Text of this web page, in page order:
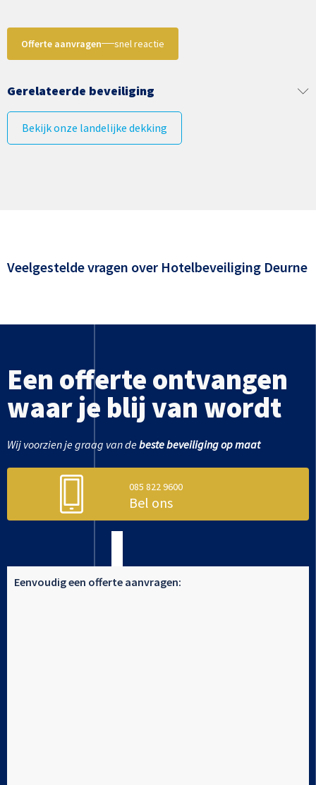
Offerte aanvragen snel reactie
Gerelateerde beveiliging
Bekijk onze landelijke dekking
Veelgestelde vragen over Hotelbeveiliging Deurne
Een offerte ontvangen
waar je blij van wordt
Wij voorzien je graag van debeste beveiliging op maat
085 822 9600
Bel ons
Eenvoudig een offerte aanvragen: